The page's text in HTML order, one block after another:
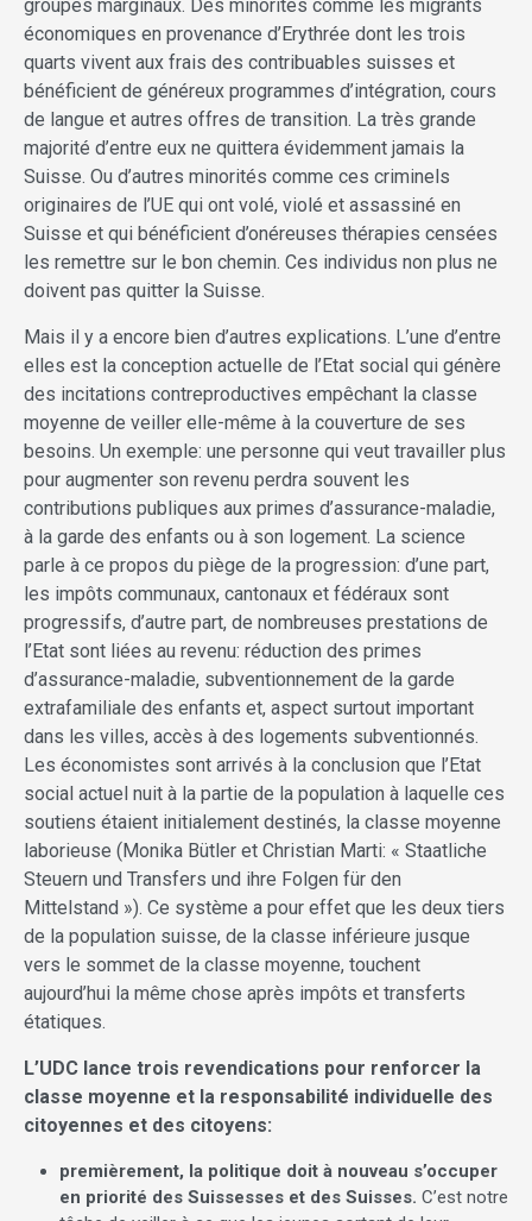
groupes marginaux. Des minorités comme les migrants
économiques en provenance d’Erythrée dont les trois
quarts vivent aux frais des contribuables suisses et
bénéficient de généreux programmes d’intégration, cours
de langue et autres offres de transition. La très grande
majorité d’entre eux ne quittera évidemment jamais la
Suisse. Ou d’autres minorités comme ces criminels
originaires de l’UE qui ont volé, violé et assassiné en
Suisse et qui bénéficient d’onéreuses thérapies censées
les remettre sur le bon chemin. Ces individus non plus ne
doivent pas quitter la Suisse.
Mais il y a encore bien d’autres explications. L’une d’entre
elles est la conception actuelle de l’Etat social qui génère
des incitations contreproductives empêchant la classe
moyenne de veiller elle-même à la couverture de ses
besoins. Un exemple: une personne qui veut travailler plus
pour augmenter son revenu perdra souvent les
contributions publiques aux primes d’assurance-maladie,
à la garde des enfants ou à son logement. La science
parle à ce propos du piège de la progression: d’une part,
les impôts communaux, cantonaux et fédéraux sont
progressifs, d’autre part, de nombreuses prestations de
l’Etat sont liées au revenu: réduction des primes
d’assurance-maladie, subventionnement de la garde
extrafamiliale des enfants et, aspect surtout important
dans les villes, accès à des logements subventionnés.
Les économistes sont arrivés à la conclusion que l’Etat
social actuel nuit à la partie de la population à laquelle ces
soutiens étaient initialement destinés, la classe moyenne
laborieuse (Monika Bütler et Christian Marti: « Staatliche
Steuern und Transfers und ihre Folgen für den
Mittelstand »). Ce système a pour effet que les deux tiers
de la population suisse, de la classe inférieure jusque
vers le sommet de la classe moyenne, touchent
aujourd’hui la même chose après impôts et transferts
étatiques.
L’UDC lance trois revendications pour renforcer la
classe moyenne et la responsabilité individuelle des
citoyennes et des citoyens:
premièrement, la politique doit à nouveau s’occuper
en priorité des Suissesses et des Suisses. C’est notre